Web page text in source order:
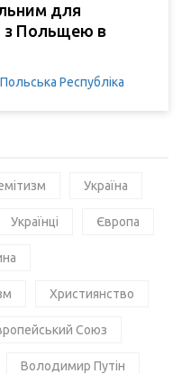
для
з Польщею в
Республіка
Україна
Українці Європа
Християнство
Союз
Володимир Путін